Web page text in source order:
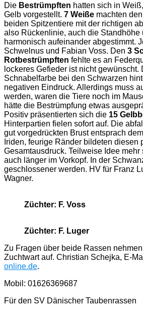
Die Bestrümpften hatten sich in
Gelb vorgestellt. 7 Weiße machten
beiden Spitzentiere mit der richtigen
also Rückenlinie, auch die Standhöhe
harmonisch aufeinander abgestimmt.
Schwelnus und Fabian Voss. Den 3
Rotbestrümpften fehlte es an
lockeres Gefieder ist nicht gewünscht.
Schnabelfarbe bei den Schwarzen
negativen Eindruck. Allerdings muss
werden, waren die Tiere noch im
hätte die Bestrümpfung etwas
Positiv präsentierten sich die 15
Hinterpartien fielen sofort auf. Die
gut vorgedrückten Brust entsprach
Iriden, feurige Ränder bildeten diesen
Gesamtausdruck. Teilweise Idee
auch länger im Vorkopf. In der
geschlossener werden. HV für Franz
Wagner.
Züchter: F. Voss
Züchter: F. Luger
Zu Fragen über beide Rassen
Zuchtwart auf. Christian Schejka, E-
online.de.
Mobil: 01626369687
Für den SV Dänischer Taubenrassen